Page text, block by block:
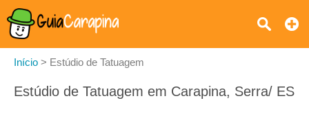
Início > Estúdio de Tatuagem
Estúdio de Tatuagem em Carapina, Serra/ ES